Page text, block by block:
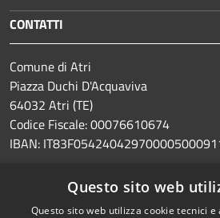
CONTATTI
Comune di Atri
Piazza Duchi D'Acquaviva
64032 Atri (TE)
Codice Fiscale: 00076610674
IBAN:
postacert@pec.comune.atri.te.it
Centralino Unico: +39.085.87911
Questo sito web
Questo sito web utilizza cookie tecnici